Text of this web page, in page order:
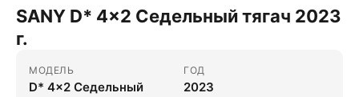
SANY D* 4x2 Седельный тягач 2023
г.
МОДЕЛЬ
D* 4x2 Седельный
ГОД
2023